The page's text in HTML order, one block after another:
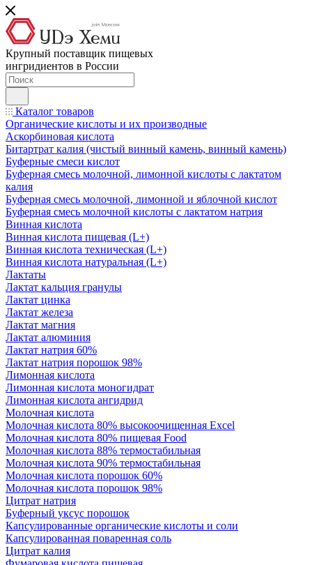
Крупный поставщик пищевых
ингридиентов в России
Каталог товаров
Органические кислоты и их производные
Аскорбиновая кислота
Битартрат калия (чистый винный камень, винный камень)
Буферные смеси кислот
Буферная смесь молочной, лимонной кислоты с лактатом
калия
Буферная смесь молочной, лимонной и яблочной кислот
Буферная смесь молочной кислоты с лактатом натрия
Винная кислота
Винная кислота пищевая (L+)
Винная кислота техническая (L+)
Винная кислота натуральная (L+)
Лактаты
Лактат кальция гранулы
Лактат цинка
Лактат железа
Лактат магния
Лактат алюминия
Лактат натрия 60%
Лактат натрия порошок 98%
Лимонная кислота
Лимонная кислота моногидрат
Лимонная кислота ангидрид
Молочная кислота
Молочная кислота 80% высокоочищенная Excel
Молочная кислота 80% пищевая Food
Молочная кислота 88% термостабильная
Молочная кислота 90% термостабильная
Молочная кислота порошок 60%
Молочная кислота порошок 98%
Цитрат натрия
Буферный уксус порошок
Капсулированные органические кислоты и соли
Капсулированная поваренная соль
Цитрат калия